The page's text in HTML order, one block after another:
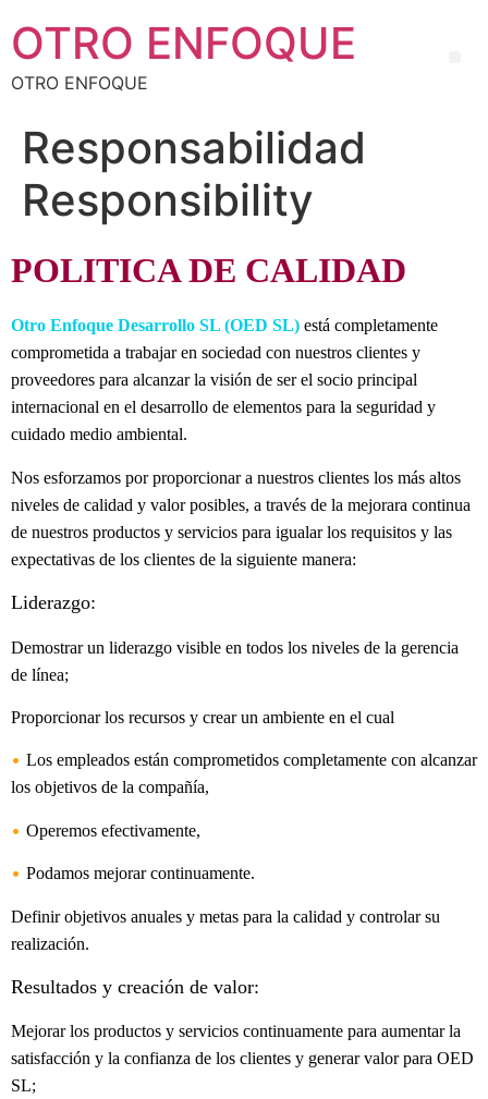
OTRO ENFOQUE
OTRO ENFOQUE
Responsabilidad
Responsibility
POLITICA DE CALIDAD
Otro Enfoque Desarrollo SL (OED SL) está completamente
comprometida a trabajar en sociedad con nuestros clientes y
proveedores para alcanzar la visión de ser el socio principal
internacional en el desarrollo de elementos para la seguridad y
cuidado medio ambiental.
Nos esforzamos por proporcionar a nuestros clientes los más altos
niveles de calidad y valor posibles, a través de la mejorara continua
de nuestros productos y servicios para igualar los requisitos y las
expectativas de los clientes de la siguiente manera:
Liderazgo:
Demostrar un liderazgo visible en todos los niveles de la gerencia
de línea;
Proporcionar los recursos y crear un ambiente en el cual
• Los empleados están comprometidos completamente con alcanzar
los objetivos de la compañía,
• Operemos efectivamente,
• Podamos mejorar continuamente.
Definir objetivos anuales y metas para la calidad y controlar su
realización.
Resultados y creación de valor:
Mejorar los productos y servicios continuamente para aumentar la
satisfacción y la confianza de los clientes y generar valor para OED
SL;